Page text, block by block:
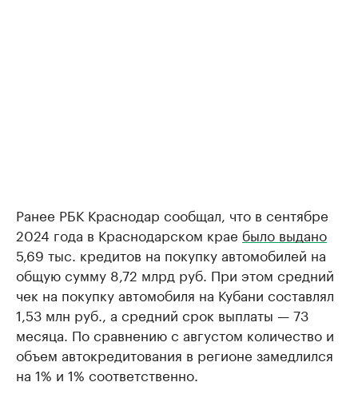
Ранее РБК Краснодар сообщал, что в сентябре
2024 года в Краснодарском крае было выдано
5,69 тыс. кредитов на покупку автомобилей на
общую сумму 8,72 млрд руб. При этом средний
чек на покупку автомобиля на Кубани составлял
1,53 млн руб., а средний срок выплаты — 73
месяца. По сравнению с августом количество и
объем автокредитования в регионе замедлился
на 1% и 1% соответственно.